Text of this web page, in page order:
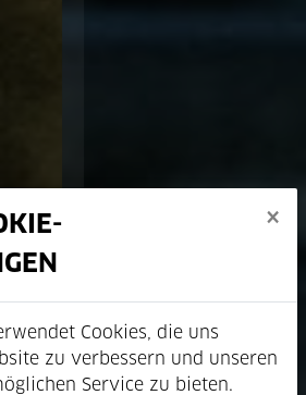
×
Cookies, die uns
zu verbessern und unseren
Service zu bieten.